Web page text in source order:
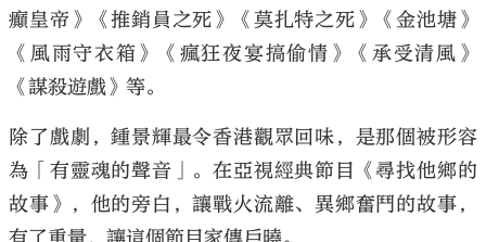
癲皇帝》《推銷員之死》《莫扎特之死》《金池塘》
《風雨守衣箱》《瘋狂夜宴搞偷情》《承受清風》
《謀殺遊戲》等。
除了戲劇，鍾景輝最令香港觀眾回味，是那個被形容
為「有靈魂的聲音」。在亞視經典節目《尋找他鄉的
故事》，他的旁白，讓戰火流離、異鄉奮鬥的故事，